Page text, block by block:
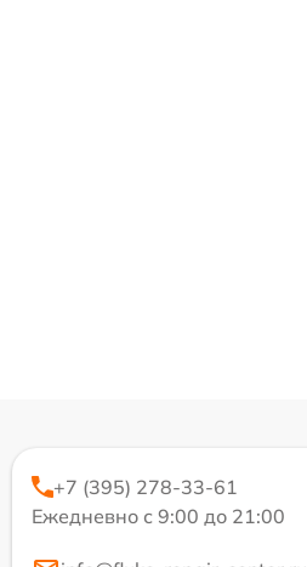
+7 (395) 278-33-61
Ежедневно с 9:00 до 21:00